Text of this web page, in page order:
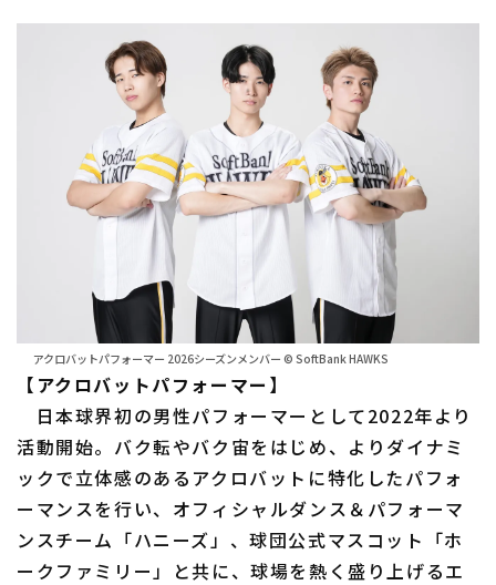
アクロバットパフォーマー 2026シーズンメンバー © SoftBank HAWKS
【アクロバットパフォーマー】
日本球界初の男性パフォーマーとして2022年より
活動開始。バク転やバク宙をはじめ、よりダイナミ
ックで立体感のあるアクロバットに特化したパフォ
ーマンスを行い、オフィシャルダンス＆パフォーマ
ンスチーム「ハニーズ」、球団公式マスコット「ホ
ークファミリー」と共に、球場を熱く盛り上げるエ